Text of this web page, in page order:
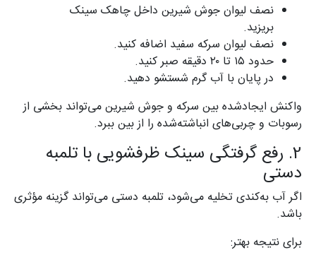
نصف لیوان جوش شیرین داخل چاهک سینک
بریزید.
نصف لیوان سرکه سفید اضافه کنید.
حدود ۱۵ تا ۲۰ دقیقه صبر کنید.
در پایان با آب گرم شستشو دهید.
واکنش ایجادشده بین سرکه و جوش شیرین می‌تواند بخشی از
رسوبات و چربی‌های انباشته‌شده را از بین ببرد.
2. رفع گرفتگی سینک ظرفشویی با تلمبه
دستی
اگر آب به‌کندی تخلیه می‌شود، تلمبه دستی می‌تواند گزینه مؤثری
باشد.
برای نتیجه بهتر: